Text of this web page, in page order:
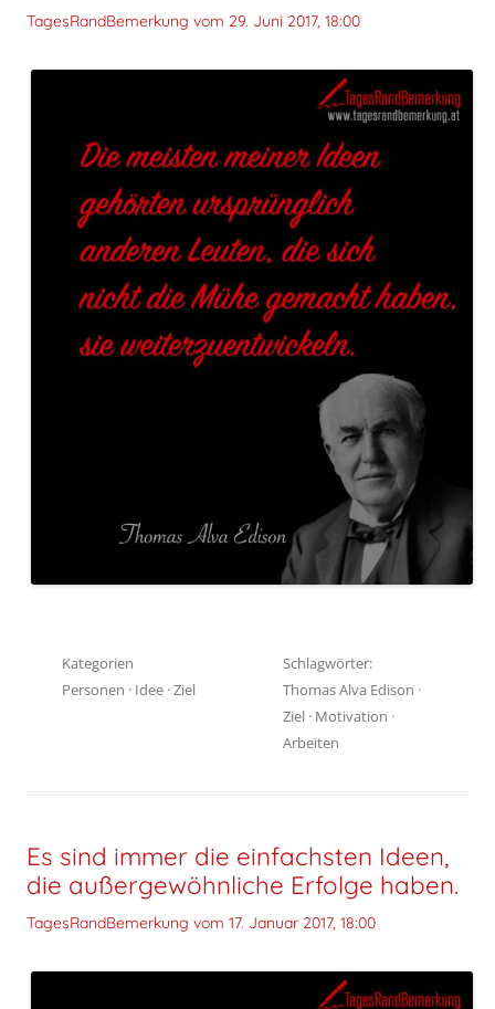
TagesRandBemerkung vom 29. Juni 2017, 18:00
Kategorien
Personen · Idee ·Ziel
Schlagwörter:
Thomas Alva Edison ·
Ziel · Motivation ·
Arbeiten
Es sind immer die einfachsten Ideen,
die außergewöhnliche Erfolge haben.
TagesRandBemerkung vom 17. Januar 2017, 18:00